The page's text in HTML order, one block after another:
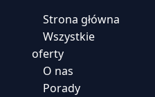
Strona główna
Wszystkie
oferty
O nas
Porady